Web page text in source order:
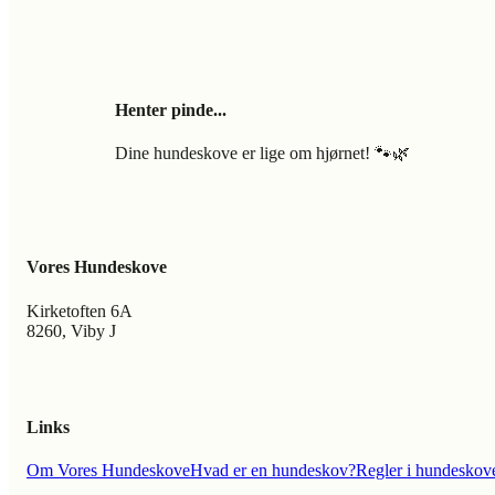
Henter pinde...
Dine hundeskove er lige om hjørnet! 🐾🌿
Vores Hundeskove
Kirketoften 6A
8260, Viby J
Links
Om Vores HundeskoveHvad er en hundeskov?Regler i